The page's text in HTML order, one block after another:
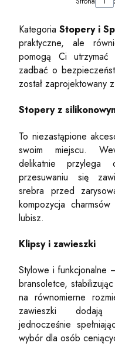
Kategoria Stopery i
praktyczne, ale
pomogą Ci utrzymać
zadbać o
został zaprojektowany
Stopery z
To niezastąpione
swoim miejscu.
delikatnie przylega
przesuwaniu się
srebra przed
kompozycja
lubisz.
Klipsy i zawieszki
Stylowe i funkcjonalne
bransoletce,
na równomierne
zawieszki dodają
jednocześnie
wybór dla osób